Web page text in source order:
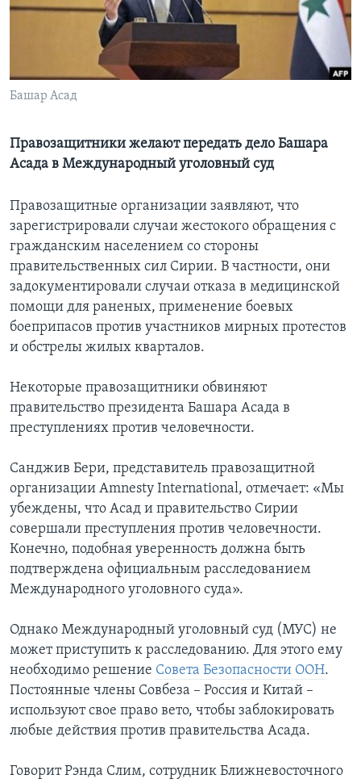
Learning English
СОЦИАЛЬНЫЕ СЕТИ
Языки
Башар Асад
Правозащитники желают передать дело Башара
Асада в Международный уголовный суд
Правозащитные организации заявляют, что
зарегистрировали случаи жестокого обращения с
гражданским населением со стороны
правительственных сил Сирии. В частности, они
задокументировали случаи отказа в медицинской
помощи для раненых, применение боевых
боеприпасов против участников мирных протестов
и обстрелы жилых кварталов.
Некоторые правозащитники обвиняют
правительство президента Башара Асада в
преступлениях против человечности.
Санджив Бери, представитель правозащитной
организации Amnesty International, отмечает: «Мы
убеждены, что Асад и правительство Сирии
совершали преступления против человечности.
Конечно, подобная уверенность должна быть
подтверждена официальным расследованием
Международного уголовного суда».
Однако Международный уголовный суд (МУС) не
может приступить к расследованию. Для этого ему
необходимо решение Совета Безопасности ООН.
Постоянные члены Совбеза – Россия и Китай –
используют свое право вето, чтобы заблокировать
любые действия против правительства Асада.
Говорит Рэнда Слим, сотрудник Ближневосточного